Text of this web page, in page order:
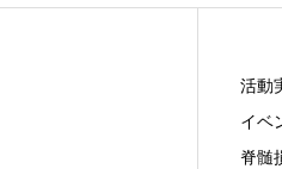
活動
イベ
脊髄